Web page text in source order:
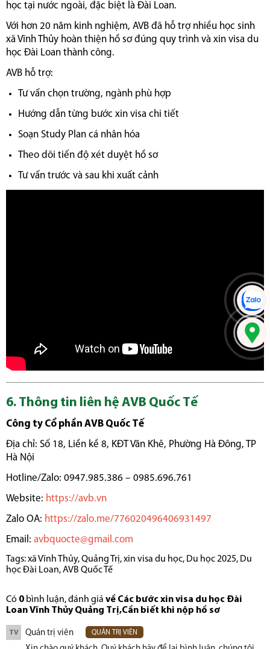
học tại nước ngoài, đặc biệt là Đài Loan.
Với hơn 20 năm kinh nghiệm, AVB đã hỗ trợ nhiều học sinh
xã Vĩnh Thủy hoàn thiện hồ sơ đúng quy trình và xin visa du
học Đài Loan thành công.
AVB hỗ trợ:
Tư vấn chọn trường, ngành phù hợp
Hướng dẫn từng bước xin visa chi tiết
Soạn Study Plan cá nhân hóa
Theo dõi tiến độ xét duyệt hồ sơ
Tư vấn trước và sau khi xuất cảnh
6. Thông tin liên hệ AVB Quốc Tế
Công ty Cổ phần AVB Quốc Tế
Địa chỉ: Số 18, Liền kề 8, KĐT Văn Khê, Phường Hà Đông, TP
Hà Nội
Hotline/Zalo: 0947.985.386 – 0985.696.761
Website: https://avb.vn
Zalo OA: https://zalo.me/776020496406931497
Email: avbquocte@gmail.com
Tags:xã Vĩnh Thủy,Quảng Trị,xin visa du học, Du học 2025, Du
học Đài Loan,AVB Quốc Tế
Có 0 bình luận, đánh giá về Các bước xin visa du học Đài
Loan Vĩnh Thủy Quảng Trị,Cần biết khi nộp hồ sơ
TV Quản trị viên QUẢN TRỊ VIÊN